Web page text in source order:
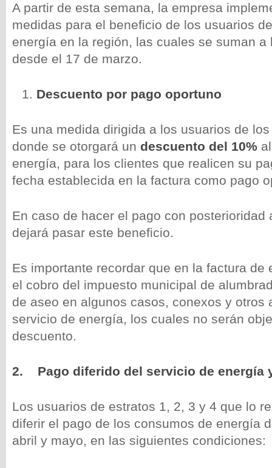
A partir de esta semana, la empresa
medidas para el beneficio de los usuarios
energía en la región, las cuales se suman a
desde el 17 de marzo.
Descuento por pago oportuno
Es una medida dirigida a los usuarios de
donde se otorgará un descuento del 10%
energía, para los clientes que realicen su
fecha establecida en la factura como pago
En caso de hacer el pago con posterioridad
dejará pasar este beneficio.
Es importante recordar que en la factura de
el cobro del impuesto municipal de
de aseo en algunos casos, conexos y otros
servicio de energía, los cuales no serán
descuento.
2. Pago diferido del servicio de energía
Los usuarios de estratos 1, 2, 3 y 4 que lo
diferir el pago de los consumos de energía
abril y mayo, en las siguientes condiciones:
wp-